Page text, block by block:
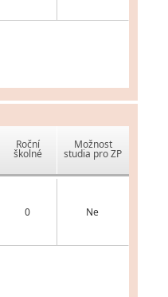
Roční
školné
Možnost
studia pro ZP
0 Ne